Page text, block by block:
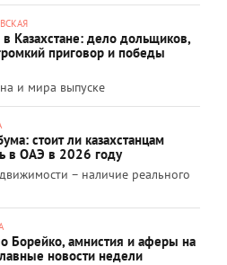
Казахстане: дело дольщиков,
приговор и победы
и мира выпуске
стоит ли казахстанцам
в ОАЭ в 2026 году
– наличие реального
Борейко, амнистия и аферы на
новости недели